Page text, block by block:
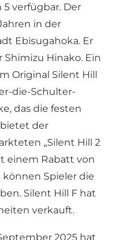
5 verfügbar. Der
in der
Ebisugahoka. Er
Hinako. Ein
Original Silent Hill
die-Schulter-
das die festen
der
„Silent Hill 2
einem Rabatt von
können Spieler die
Silent Hill F hat
verkauft.
2025 hat